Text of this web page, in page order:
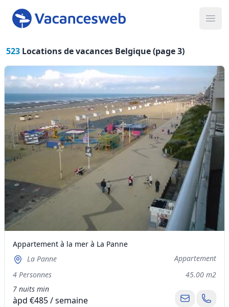
523 Locations de vacances Belgique (page 3)
Appartement à la mer à La Panne
La Panne
Appartement
4 Personnes
45.00 m2
7 nuits min
àpd €485 / semaine